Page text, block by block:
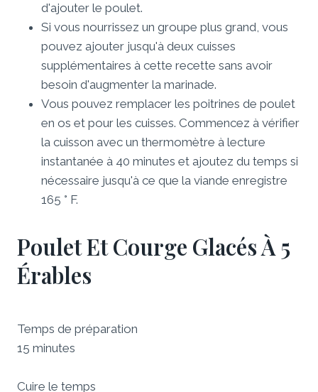
d'ajouter le poulet.
Si vous nourrissez un groupe plus grand, vous
pouvez ajouter jusqu'à deux cuisses
supplémentaires à cette recette sans avoir
besoin d'augmenter la marinade.
Vous pouvez remplacer les poitrines de poulet
en os et pour les cuisses. Commencez à vérifier
la cuisson avec un thermomètre à lecture
instantanée à 40 minutes et ajoutez du temps si
nécessaire jusqu'à ce que la viande enregistre
165 ° F.
Poulet Et Courge Glacés À 5
Érables
Temps de préparation
15 minutes
Cuire le temps